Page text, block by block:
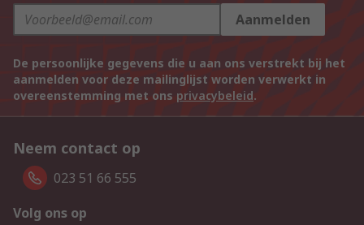
Aanmelden
De persoonlijke gegevens die u aan ons verstrekt bij het
aanmelden voor deze mailinglijst worden verwerkt in
overeenstemming met ons privacybeleid.
Neem contact op
023 51 66 555
Volg ons op